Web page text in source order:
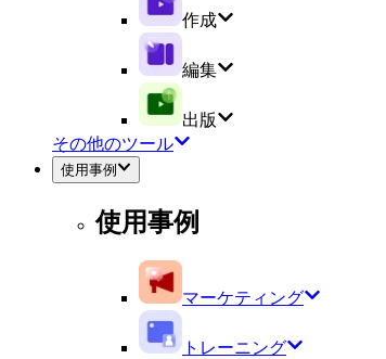
作成
編集
出版
その他のツール
使用事例
使用事例
マーケティング
トレーニング